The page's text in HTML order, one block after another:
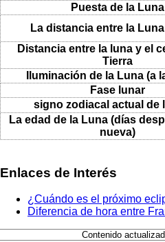
Puesta de la Luna
La distancia entre la Luna
Distancia entre la luna y el
Tierra
Iluminación de la Luna (a
Fase lunar
signo zodiacal actual de
La edad de la Luna (días
nueva)
Enlaces de Interés
¿Cuándo es el próximo
Diferencia de hora entre
Contenido